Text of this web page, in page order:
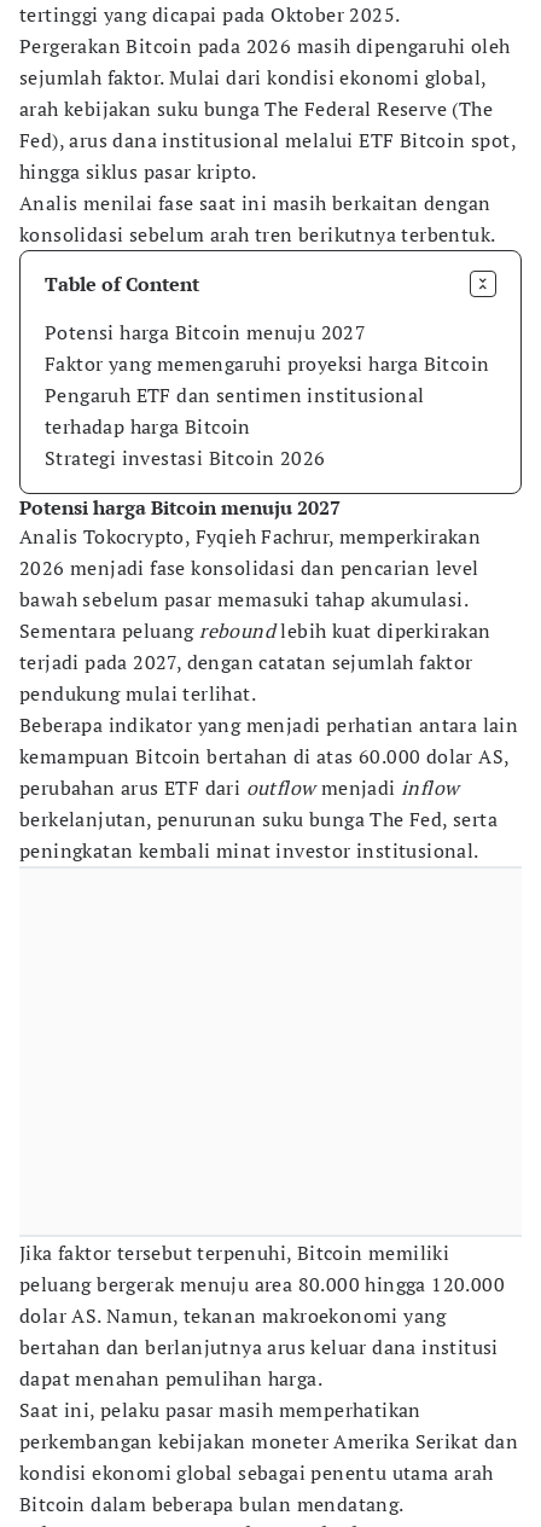
tertinggi yang dicapai pada Oktober 2025.
Pergerakan Bitcoin pada 2026 masih dipengaruhi oleh
sejumlah faktor. Mulai dari kondisi ekonomi global,
arah kebijakan suku bunga The Federal Reserve (The
Fed), arus dana institusional melalui ETF Bitcoin spot,
hingga siklus pasar kripto.
Analis menilai fase saat ini masih berkaitan dengan
konsolidasi sebelum arah tren berikutnya terbentuk.
Table of Content
Potensi harga Bitcoin menuju 2027
Faktor yang memengaruhi proyeksi harga Bitcoin
Pengaruh ETF dan sentimen institusional
terhadap harga Bitcoin
Strategi investasi Bitcoin 2026
Potensi harga Bitcoin menuju 2027
Analis Tokocrypto, Fyqieh Fachrur, memperkirakan
2026 menjadi fase konsolidasi dan pencarian level
bawah sebelum pasar memasuki tahap akumulasi.
Sementara peluangreboundlebih kuat diperkirakan
terjadi pada 2027, dengan catatan sejumlah faktor
pendukung mulai terlihat.
Beberapa indikator yang menjadi perhatian antara lain
kemampuan Bitcoin bertahan di atas 60.000 dolar AS,
perubahan arus ETF dari outflowmenjadiinflow
berkelanjutan, penurunan suku bunga The Fed, serta
peningkatan kembali minat investor institusional.
Jika faktor tersebut terpenuhi, Bitcoin memiliki
peluang bergerak menuju area 80.000 hingga 120.000
dolar AS. Namun, tekanan makroekonomi yang
bertahan dan berlanjutnya arus keluar dana institusi
dapat menahan pemulihan harga.
Saat ini, pelaku pasar masih memperhatikan
perkembangan kebijakan moneter Amerika Serikat dan
kondisi ekonomi global sebagai penentu utama arah
Bitcoin dalam beberapa bulan mendatang.